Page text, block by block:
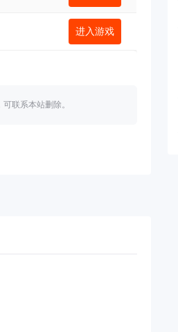
进入游戏
联系本站删除。